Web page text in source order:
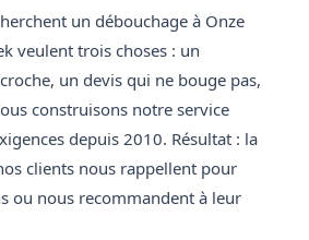
un débouchage à Onze
veulent trois choses : un
un devis qui ne bouge pas,
construisons notre service
depuis 2010. Résultat : la
clients nous rappellent pour
ou nous recommandent à leur